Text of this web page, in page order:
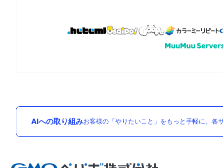
AIへの取り組みお客様の「やりたいこと」をもっと手軽に。各